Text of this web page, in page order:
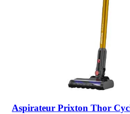
Aspirateur Prixton Thor